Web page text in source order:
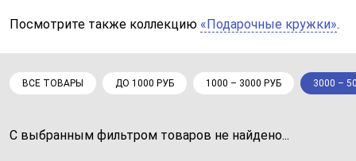
Посмотрите также коллекцию «Подарочные кружки».
ВСЕ ТОВАРЫ ДО 1000 РУБ 1000 – 3000 РУБ 3000 –
С выбранным фильтром товаров не найдено...